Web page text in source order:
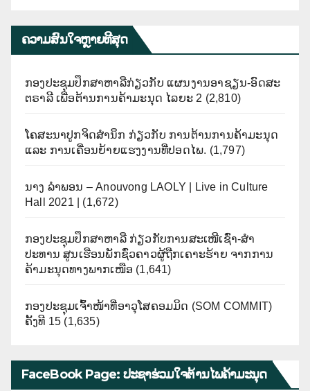
ຄວາມສົນໃຈຫຼາຍທີີສຸດ
ກອງປະຊຸມປຶກສາຫາລືກ່ຽວກັບ ແຜນງານອາຊຽນ-ອົດສະ
ຕຣາລີ ເພື່ອຕ້ານການຄ້າມະນຸດ ໄລຍະ 2 (2,810)
ໂຄສະນາປູກຈິດສຳນຶກ ກ່ຽວກັບ ການຕ້ານການຄ້າມະນຸດ
ແລະ ການເຄື່ອນຍ້າຍແຮງງານທີ່ປອດໄພ. (1,797)
ນາງ ລຳພອນ – Anouvong LAOLY | Live in Culture
Hall 2021 |
(1,672)
ກອງປະຊຸມປຶກສາຫາລື ກ່ຽວກັບການສະເໜີເຊົ່າ-ສໍາ
ປະທານ ສູນເຮືອນພັກຊົ່ວຄາວຜູ້ຖືກເຄາະຮ້າຍ ຈາກການ
ຄ້າມະນຸດທາງພາກເໜືອ (1,641)
ກອງປະຊຸມເຈົ້າໜ້າທີ່ອາວຸໂສຄອມມິດ (SOM COMMIT)
ຄັ້ງທີ 15 (1,635)
FaceBook Page: ປະຊາຮ່ວມໃຈຕ້ານໄພຄ້າມະນຸດ